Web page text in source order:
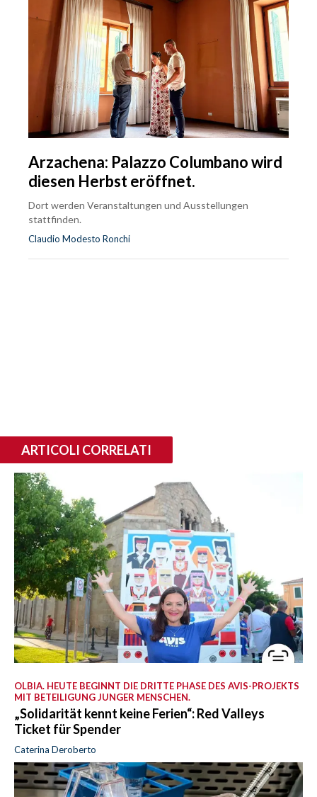
Arzachena: Palazzo Columbano wird
diesen Herbst eröffnet.
Dort werden Veranstaltungen und Ausstellungen
stattfinden.
Claudio Modesto Ronchi
ARTICOLI CORRELATI
OLBIA. HEUTE BEGINNT DIE DRITTE PHASE DES AVIS-PROJEKTS
MIT BETEILIGUNG JUNGER MENSCHEN.
„Solidarität kennt keine Ferien“: Red Valleys
Ticket für Spender
Caterina Deroberto